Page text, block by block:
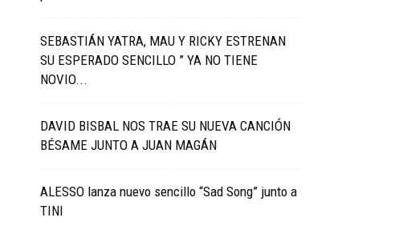
SEBASTIÁN YATRA, MAU Y RICKY ESTRENAN
SU ESPERADO SENCILLO ” YA NO TIENE
NOVIO...
DAVID BISBAL NOS TRAE SU NUEVA CANCIÓN
BÉSAME JUNTO A JUAN MAGÁN
ALESSO lanza nuevo sencillo “Sad Song” junto a
TINI